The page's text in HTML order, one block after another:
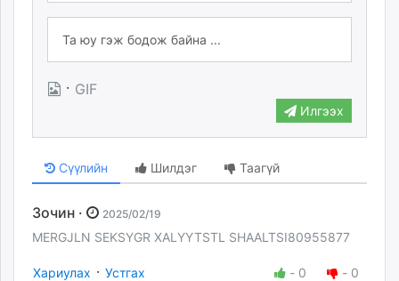
· GIF
Илгээх
Сүүлийн Шилдэг Таагүй
Зочин · 2025/02/19
MERGJLN SEKSYGR XALYYTSTL SHAALTSI80955877
Хариулах · Устгах - 0 - 0